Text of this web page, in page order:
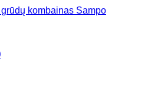
grūdų kombainas Sampo